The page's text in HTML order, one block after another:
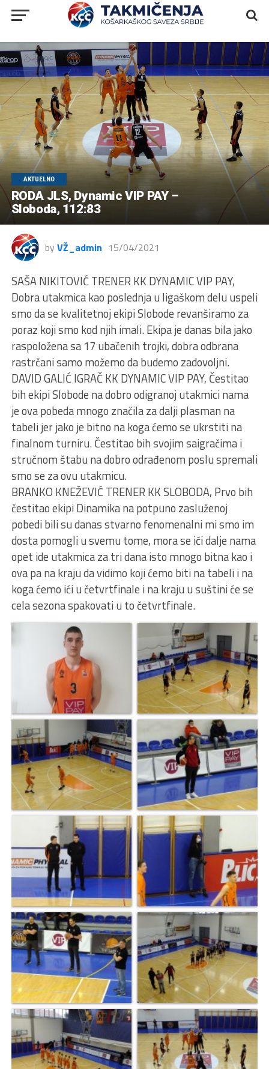
AKTUELNO
RODA JLS, Dynamic VIP PAY –
Sloboda, 112:83
by VŽ_admin 15/04/2021
SAŠA NIKITOVIĆ TRENER KK DYNAMIC VIP PAY,
Dobra utakmica kao poslednja u ligaškom delu uspeli
smo da se kvalitetnoj ekipi Slobode revanširamo za
poraz koji smo kod njih imali. Ekipa je danas bila jako
raspoložena sa 17 ubačenih trojki, dobra odbrana
rastrčani samo možemo da budemo zadovoljni.
DAVID GALIĆ IGRAČ KK DYNAMIC VIP PAY, Čestitao
bih ekipi Slobode na dobro odigranoj utakmici nama
je ova pobeda mnogo značila za dalji plasman na
tabeli jer jako je bitno na koga ćemo se ukrstiti na
finalnom turniru. Čestitao bih svojim saigračima i
stručnom štabu na dobro odrađenom poslu spremali
smo se za ovu utakmicu.
BRANKO KNEŽEVIĆ TRENER KK SLOBODA, Prvo bih
čestitao ekipi Dinamika na potpuno zasluženoj
pobedi bili su danas stvarno fenomenalni mi smo im
dosta pomogli u svemu tome, mora se ići dalje nama
opet ide utakmica za tri dana isto mnogo bitna kao i
ova pa na kraju da vidimo koji ćemo biti na tabeli i na
koga ćemo ići u četvrtfinale i na kraju u suštini će se
cela sezona spakovati u to četvrtfinale.